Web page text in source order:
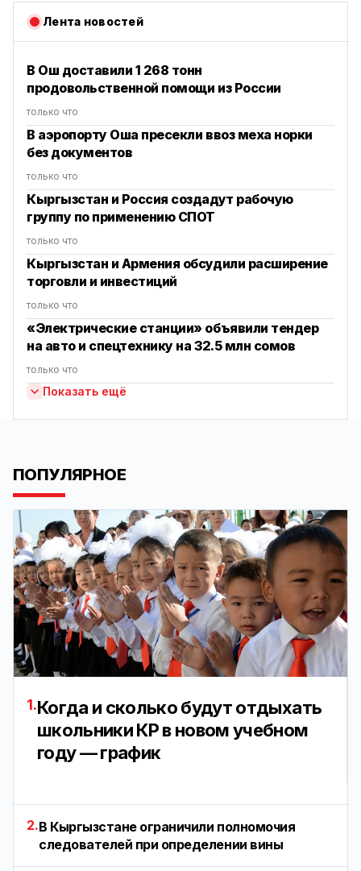
Лента новостей
В Ош доставили 1 268 тонн
продовольственной помощи из России
только что
В аэропорту Оша пресекли ввоз меха норки
без документов
только что
Кыргызстан и Россия создадут рабочую
группу по применению СПОТ
только что
Кыргызстан и Армения обсудили расширение
торговли и инвестиций
только что
«Электрические станции» объявили тендер
на авто и спецтехнику на 32.5 млн сомов
только что
Показать ещё
ПОПУЛЯРНОЕ
1.Когда и сколько будут отдыхать
школьники КР в новом учебном
году — график
2.В Кыргызстане ограничили полномочия
следователей при определении вины